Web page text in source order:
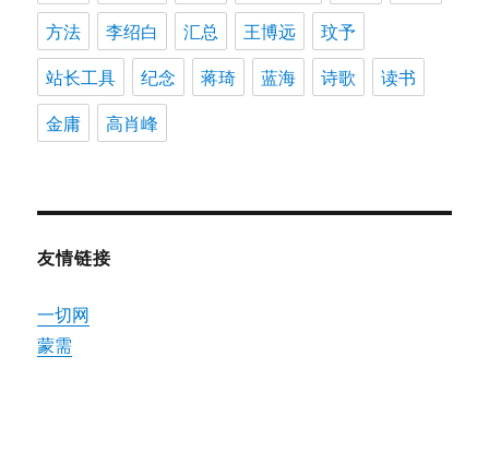
方法
李绍白 汇总 王博远
玟予
站长工具
纪念 蒋琦 蓝海 诗歌
读书
金庸
高肖峰
友情链接
一切网
蒙需